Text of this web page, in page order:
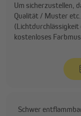
Um sicherzustellen,
Qualität / Muster
kostenloses
Schwer